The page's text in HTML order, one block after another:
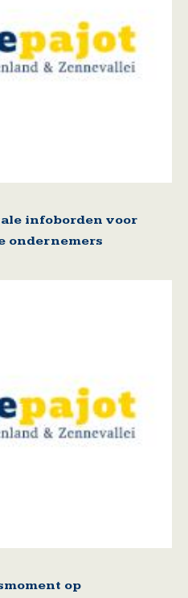
infoborden voor
ondernemers
op